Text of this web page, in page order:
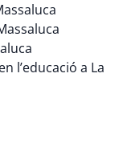
l’educació a La